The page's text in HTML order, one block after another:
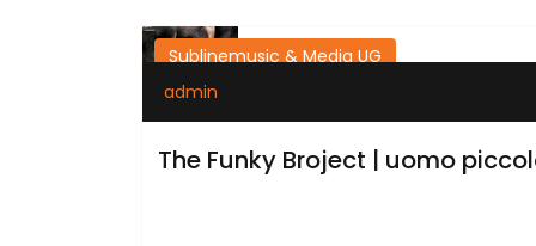
Sublinemusic & Media UG
admin
The Funky Broject | uomo